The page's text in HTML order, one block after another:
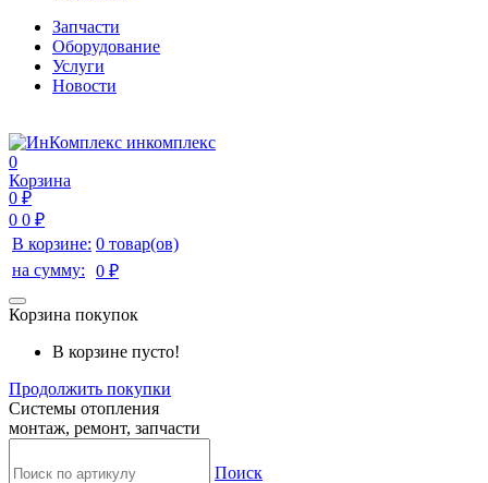
Запчасти
Оборудование
Услуги
Новости
инкомплекс
0
Корзина
0 ₽
0 0 ₽
В корзине: 0 товар(ов)
на сумму:
0 ₽
Корзина покупок
В корзине пусто!
Продолжить покупки
Системы отопления
монтаж, ремонт, запчасти
Поиск